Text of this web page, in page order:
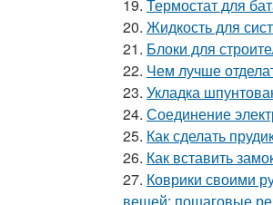
19. Термостат для
20. Жидкость для
21. Блоки для
22. Чем лучше
23. Укладка
24. Соединение
25. Как сделать
26. Как вставить
27. Коврики своими